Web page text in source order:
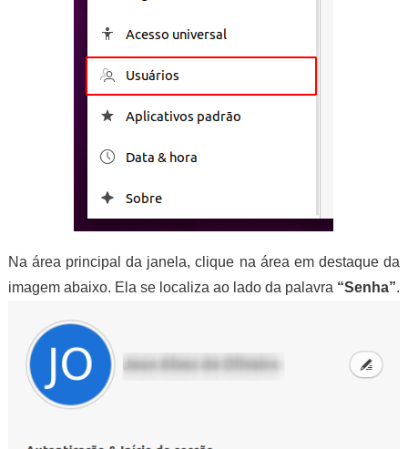
Na área principal da janela, clique na área em destaque da
imagem abaixo. Ela se localiza ao lado da palavra “Senha”.